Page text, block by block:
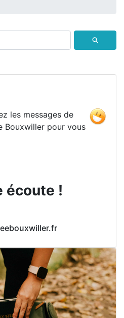
⚲
les messages de
Bouxwiller pour vous
écoute !